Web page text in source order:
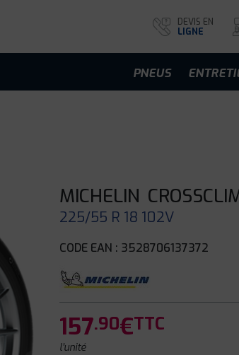
DEVIS EN
LIGNE
PNEUS
MICHELIN
225/55 R 18 102V
CODE EAN : 3528706137372
157.90€TTC
l'unité